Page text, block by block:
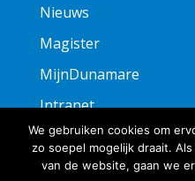
Nieuws
Magister
MijnDunamare
Intranet
We gebruiken cookies om
zo soepel mogelijk draait.
van de website, gaan we